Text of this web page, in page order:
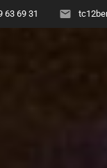
63 69 31